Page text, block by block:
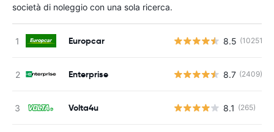
società di noleggio con una sola ricerca.
Europcar 8.5 (10251)
Enterprise 8.7 (2409)
Volta4u 8.1 (265)